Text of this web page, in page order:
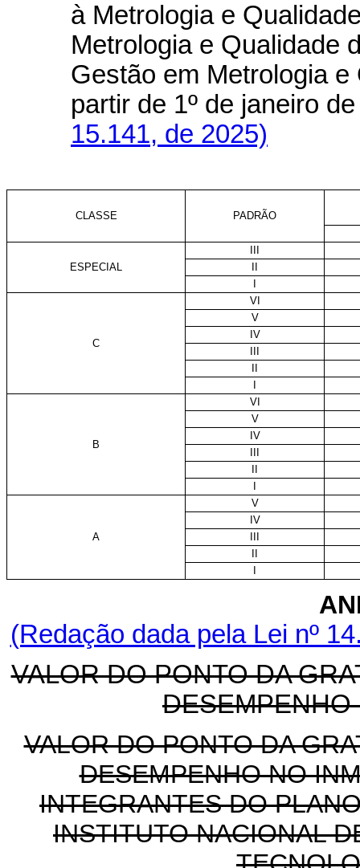
à Metrologia e
Metrologia e Qualidade
Gestão em Metrologia
partir de 1º de janeiro
15.141, de 2025)
CLASSE PADRÃO
ESPECIAL
C
VI
V
IV
B
VI
V
IV
A
V
IV
(Redação dada pela Lei nº
VALOR DO PONTO DA
VALOR DO PONTO DA
DESEMPENHO NO
INTEGRANTES DO
INSTITUTO NACIONAL